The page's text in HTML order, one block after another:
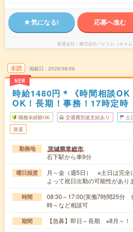
気になる! 応募へ進む
派遣会社 株式会社バイトレ（キャム
未読
NEW
掲載日 2026/08/09
時給1480円＊《時間相談
OK！長期！事務！17時定時
職種未経験OK 交通費別途支給あり 土
派遣
勤務地 茨城県常総市
石下駅から車9分
曜日頻度
月～金（週5日） ※土日は完全
よって祝日出勤の可能性があり
時間
08:30～17:00(実働7時間25分
時～など相談可
期間 【急募】即日～長期 ※8月～！